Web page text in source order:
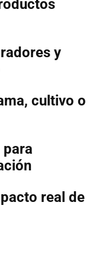
y
cultivo o
real de